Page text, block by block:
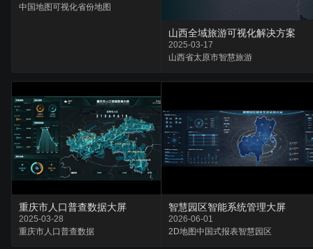
中国地图可视化省份地图
山西全域旅游可视化解决方案
2025-03-17
山西省太原市智慧旅游
重庆市人口普查数据大屏
2025-03-28
重庆市人口普查数据
智慧园区智能系统管理大屏
2026-06-01
2D地图中国式报表智慧园区